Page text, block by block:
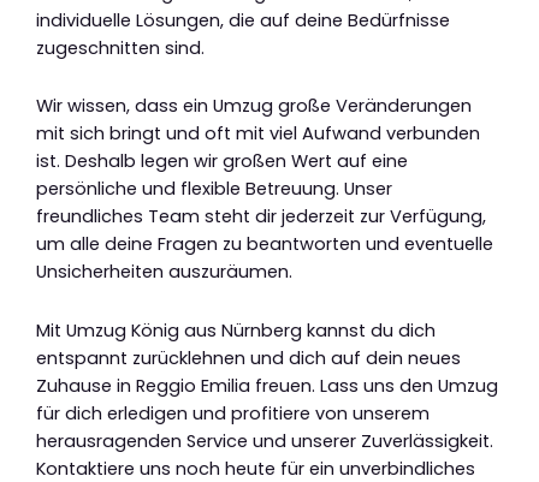
individuelle Lösungen, die auf deine Bedürfnisse
zugeschnitten sind.
Wir wissen, dass ein Umzug große Veränderungen
mit sich bringt und oft mit viel Aufwand verbunden
ist. Deshalb legen wir großen Wert auf eine
persönliche und flexible Betreuung. Unser
freundliches Team steht dir jederzeit zur Verfügung,
um alle deine Fragen zu beantworten und eventuelle
Unsicherheiten auszuräumen.
Mit Umzug König aus Nürnberg kannst du dich
entspannt zurücklehnen und dich auf dein neues
Zuhause in Reggio Emilia freuen. Lass uns den Umzug
für dich erledigen und profitiere von unserem
herausragenden Service und unserer Zuverlässigkeit.
Kontaktiere uns noch heute für ein unverbindliches